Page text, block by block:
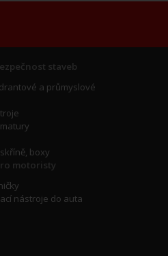
staveb
a průmyslové
boxy
motoristy
nástroje do auta